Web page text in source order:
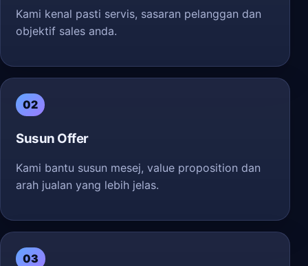
Kami kenal pasti servis, sasaran pelanggan dan
objektif sales anda.
02
Susun Offer
Kami bantu susun mesej, value proposition dan
arah jualan yang lebih jelas.
03